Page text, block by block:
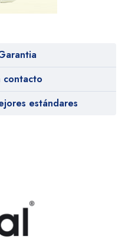
contacto
estándares